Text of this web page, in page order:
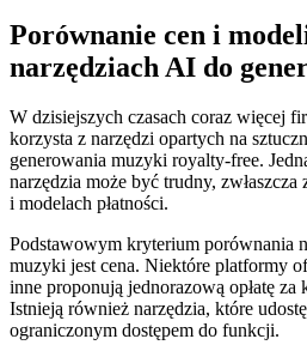
Porównanie cen i
narzędziach AI do
W dzisiejszych czasach coraz więcej
korzysta z narzędzi opartych na
generowania muzyki royalty-free.
narzędzia może być trudny,
i modelach płatności.
Podstawowym kryterium porównania
muzyki jest cena. Niektóre platformy
inne proponują jednorazową opłatę za
Istnieją również narzędzia, które
ograniczonym dostępem do funkcji.